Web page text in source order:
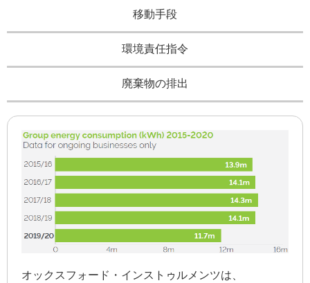
移動手段
環境責任指令
廃棄物の排出
オックスフォード・インストゥルメンツは、